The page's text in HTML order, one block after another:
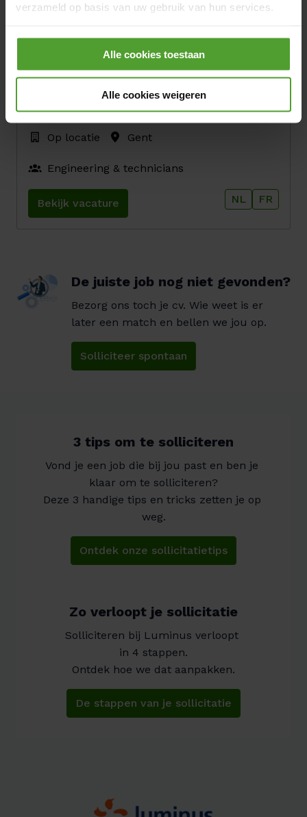
verzameld op basis van uw gebruik van hun services.
Door op de knop “Alle cookies weigeren” te klikken, kunt
u ervoor kiezen om alle cookies te weigeren, behalve de
noodzakelijke cookies. De noodzakelijke cookies zijn
nodig voor het goed functioneren van de website(s) en
Alle cookies toestaan
Alle cookies weigeren
Engineering & technicians
Bekijk vacature
Onderhoudstechnieker
Op locatie Gent
Engineering & technicians
Bekijk vacature NL FR
De juiste job nog niet gevonden?
Bezorg ons toch je cv. Wie weet is er
later een match en bellen we jou op.
Solliciteer spontaan
3 tips om te solliciteren
Vond je een job die bij jou past en ben je
klaar om te solliciteren?
Deze 3 handige tips en tricks zetten je op
weg.
Ontdek onze sollicitatietips
Zo verloopt je sollicitatie
Solliciteren bij Luminus verloopt
in 4 stappen.
Ontdek hoe we dat aanpakken.
De stappen van je sollicitatie